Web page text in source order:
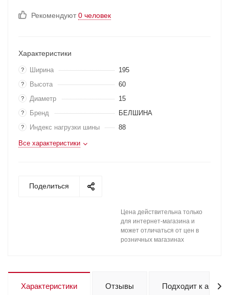
Рекомендуют0 человек
Характеристики
? Ширина 195
? Высота 60
? Диаметр 15
? Бренд БЕЛШИНА
? Индекс нагрузки шины 88
Все характеристики
Поделиться
Цена действительна только
для интернет-магазина и
может отличаться от цен в
розничных магазинах
Характеристики Отзывы Подходит к авто